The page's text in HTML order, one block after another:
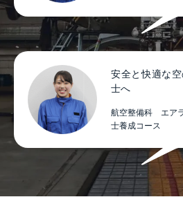
安全と快適な
士へ
航空整備科 エア
士養成コース